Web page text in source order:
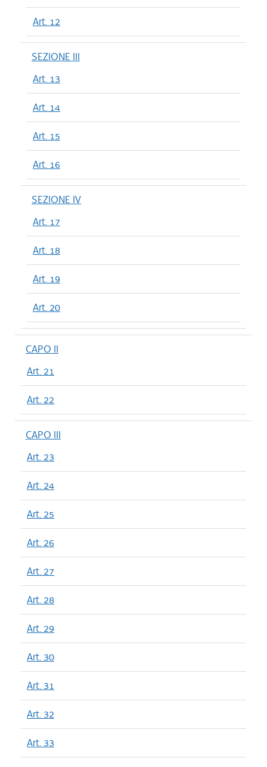
Art. 12
SEZIONE III
Art. 13
Art. 14
Art. 15
Art. 16
SEZIONE IV
Art. 17
Art. 18
Art. 19
Art. 20
CAPO II
Art. 21
Art. 22
CAPO III
Art. 23
Art. 24
Art. 25
Art. 26
Art. 27
Art. 28
Art. 29
Art. 30
Art. 31
Art. 32
Art. 33